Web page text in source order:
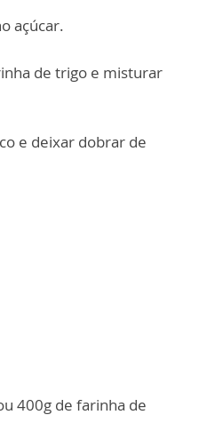
açúcar.
de trigo e misturar
e deixar dobrar de
400g de farinha de